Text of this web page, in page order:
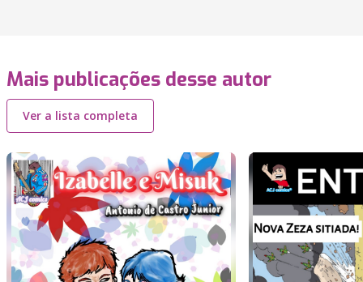
Mais publicações desse autor
Ver a lista completa